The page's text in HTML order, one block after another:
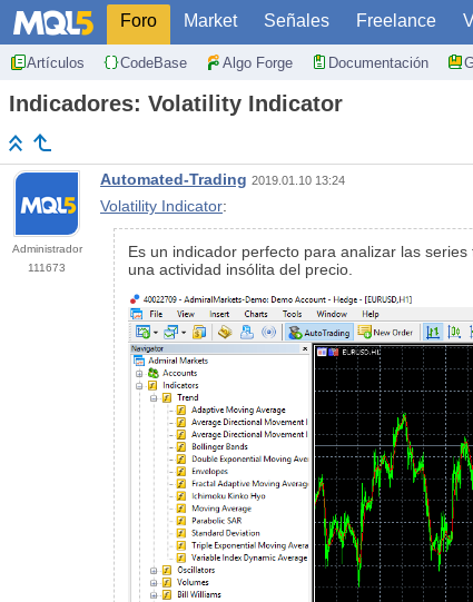
Foro Market Señales Freelance
Artículos CodeBase Algo Forge Documentación
Indicadores: Volatility Indicator
Administrador
111673
Automated-Trading 2019.01.10 13:24
Volatility Indicator:
Es un indicador perfecto para analizar las
una actividad insólita del precio.